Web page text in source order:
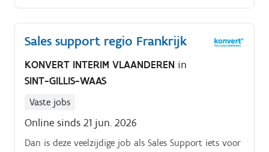
met verschillende interne en externe stakeholders.
ondersteuning biedt in financiële analyses en
rapportages.
Sales support regio Frankrijk
KONVERT INTERIM VLAANDEREN in
SINT-GILLIS-WAAS
Vaste jobs
Online sinds 21 jun. 2026
Dan is deze veelzijdige job als Sales Support iets voor